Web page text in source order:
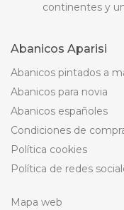
continentes y
Abanicos Aparisi
Abanicos pintados a
Abanicos para novia
Abanicos españoles
Condiciones de
Política cookies
Política de redes
Mapa web